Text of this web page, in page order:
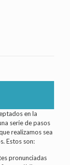
en la
serie de pasos
realizamos sea
Estos son:
pronunciadas